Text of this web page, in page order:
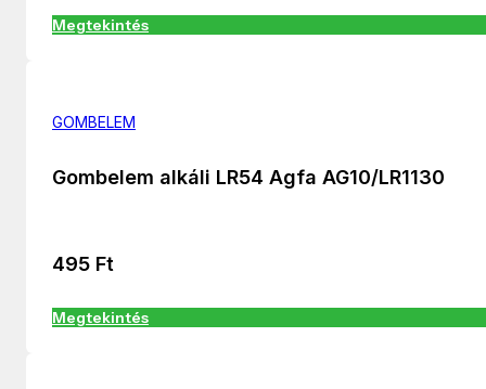
Megtekintés
GOMBELEM
Gombelem alkáli LR54 Agfa AG10/LR1130
495 Ft
Megtekintés